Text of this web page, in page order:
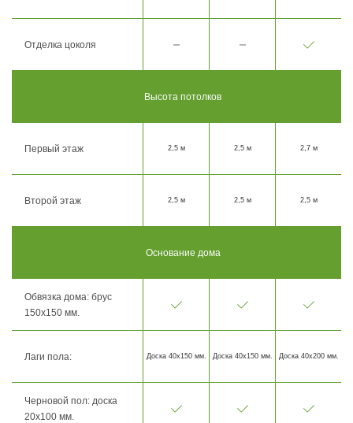
Отделка цоколя
Высота потолков
Первый этаж 2,5 м 2,5 м 2,7 м
Второй этаж 2,5 м 2,5 м 2,5 м
Основание дома
Обвязка дома: брус
150х150 мм.
Лаги пола: Доска 40х150 мм. Доска 40х150 мм. Доска 40х200 мм.
Черновой пол: доска
20х100 мм.